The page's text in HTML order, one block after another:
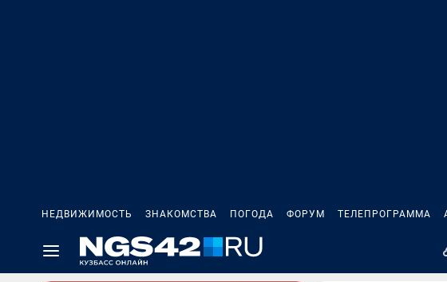
НЕДВИЖИМОСТЬ ЗНАКОМСТВА ПОГОДА ФОРУМ ТЕЛЕПРОГРАММА